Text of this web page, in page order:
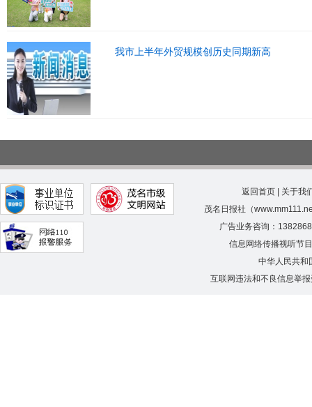
我市上半年外贸规模创历史同期新高
返回首页
关于我
茂名日报社（
广告业务咨询：
信息网络传播视听节
中华人民共和
互联网违法和不良信息举